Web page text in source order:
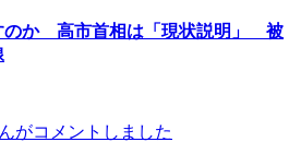
のか 高市首相は「現状説明」 被
がコメントしました